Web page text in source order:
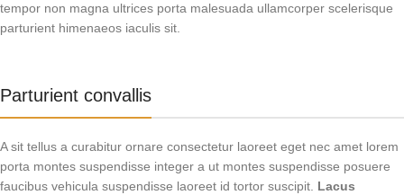
tempor non magna ultrices porta malesuada ullamcorper scelerisque
parturient himenaeos iaculis sit.
Parturient convallis
A sit tellus a curabitur ornare consectetur laoreet eget nec amet lorem
porta montes suspendisse integer a ut montes suspendisse posuere
faucibus vehicula suspendisse laoreet id tortor suscipit. Lacus